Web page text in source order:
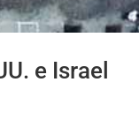
e Israel